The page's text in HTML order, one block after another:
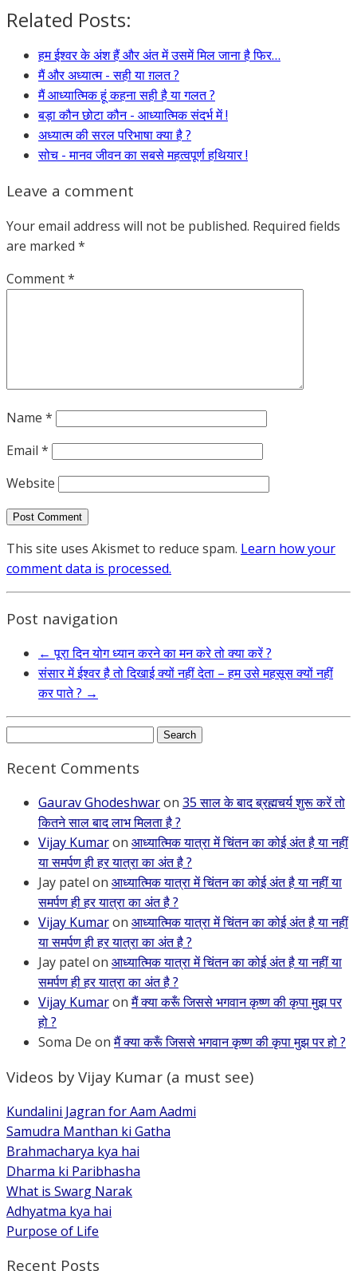
Related Posts:
हम ईश्वर के अंश हैं और अंत में उसमें मिल जाना है फिर…
मैं और अध्यात्म - सही या ग़लत ?
मैं आध्यात्मिक हूं कहना सही है या गलत ?
बड़ा कौन छोटा कौन - आध्यात्मिक संदर्भ में !
अध्यात्म की सरल परिभाषा क्या है ?
सोच - मानव जीवन का सबसे महत्वपूर्ण हथियार !
Leave a comment
Your email address will not be published. Required fields
are marked *
Comment*
Name *
Email *
Website
This site uses Akismet to reduce spam. Learn how your
comment data is processed.
Post navigation
← पूरा दिन योग ध्यान करने का मन करे तो क्या करें ?
संसार में ईश्वर है तो दिखाई क्यों नहीं देता – हम उसे महसूस क्यों नहीं
कर पाते ? →
Search
Recent Comments
Gaurav Ghodeshwaron 35 साल के बाद ब्रह्मचर्य शुरू करें तो
कितने साल बाद लाभ मिलता है ?
Vijay Kumaron आध्यात्मिक यात्रा में चिंतन का कोई अंत है या नहीं
या समर्पण ही हर यात्रा का अंत है ?
Jay patel on आध्यात्मिक यात्रा में चिंतन का कोई अंत है या नहीं या
समर्पण ही हर यात्रा का अंत है ?
Vijay Kumaron आध्यात्मिक यात्रा में चिंतन का कोई अंत है या नहीं
या समर्पण ही हर यात्रा का अंत है ?
Jay patel on आध्यात्मिक यात्रा में चिंतन का कोई अंत है या नहीं या
समर्पण ही हर यात्रा का अंत है ?
Vijay Kumaronमैं क्या करूँ जिससे भगवान कृष्ण की कृपा मुझ पर
हो ?
Soma De onमैं क्या करूँ जिससे भगवान कृष्ण की कृपा मुझ पर हो ?
Videos by Vijay Kumar (a must see)
Kundalini Jagran for Aam Aadmi
Samudra Manthan ki Gatha
Brahmacharya kya hai
Dharma ki Paribhasha
What is Swarg Narak
Adhyatma kya hai
Purpose of Life
Recent Posts